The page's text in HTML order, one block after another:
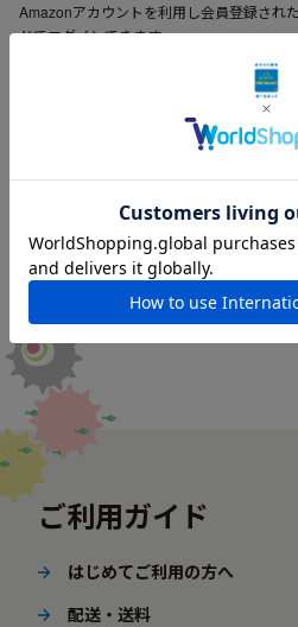
Amazonアカウントを利用し会員登録され
ドでログインできます。
ご利用ガイド
はじめてご利用の方へ
配送・送料